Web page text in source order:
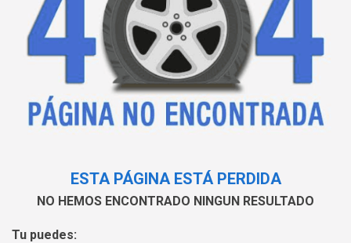
ESTA PÁGINA ESTÁ PERDIDA
NO HEMOS ENCONTRADO NINGUN RESULTADO
Tu puedes: